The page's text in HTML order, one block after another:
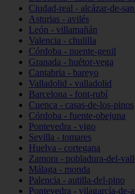
Ciudad-real - alcázar-de-
Asturias - avilés
León - villamañán
Valencia - chulilla
Córdoba - puente-genil
Granada - huétor-vega
Cantabria - bareyo
Valladolid - valladolid
Barcelona - font-rubí
Cuenca - casas-de-los-pinos
Córdoba - fuente-obejuna
Pontevedra - vigo
Sevilla - tomares
Huelva - cortegana
Zamora - pobladura-del-
Málaga - monda
Palencia - autilla-del-pino
Pontevedra - vilagarcía-de-